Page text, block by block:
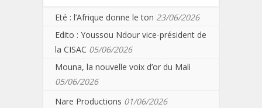
Eté : l’Afrique donne le ton 23/06/2026
Edito : Youssou Ndour vice-président de
la CISAC 05/06/2026
Mouna, la nouvelle voix d’or du Mali
05/06/2026
Nare Productions 01/06/2026